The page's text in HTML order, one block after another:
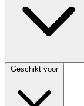
Geschikt voor